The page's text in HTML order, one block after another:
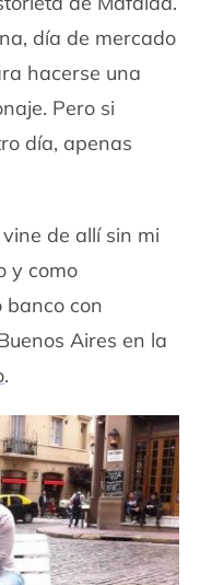
día de mercado
hacerse una
Pero si
día, apenas
de allí sin mi
y como
banco con
Aires en la
.